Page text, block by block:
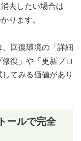
去したい場合は
ります。
回復環境の「詳細
復」や「更新プロ
てみる価値があり
ールで完全